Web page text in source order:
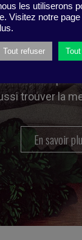
trouver au
votre
trouver la
En savoir
les utiliserons
Visitez notre
Tout refuser